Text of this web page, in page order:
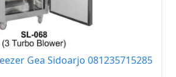
Gea Sidoarjo 081235715285